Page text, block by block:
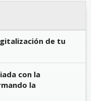
de tu
con la
la